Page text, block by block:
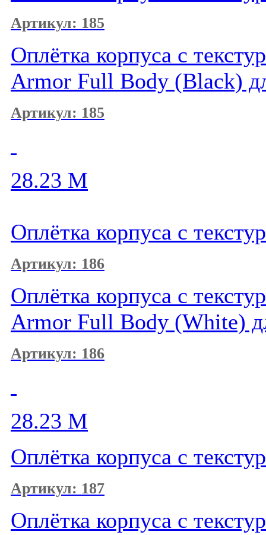
Артикул: 185
Оплётка корпуса с
Armor Full Body (Black)
Артикул: 185
28.23 M
Оплётка корпуса с
Артикул: 186
Оплётка корпуса с
Armor Full Body (White)
Артикул: 186
28.23 M
Оплётка корпуса с
Артикул: 187
Оплётка корпуса с